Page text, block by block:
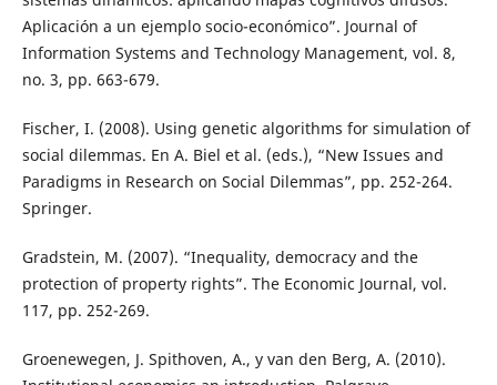
Aplicación a un ejemplo socio-económico”. Journal of
Information Systems and Technology Management, vol. 8,
no. 3, pp. 663-679.
Fischer, I. (2008). Using genetic algorithms for simulation of
social dilemmas. En A. Biel et al. (eds.), “New Issues and
Paradigms in Research on Social Dilemmas”, pp. 252-264.
Springer.
Gradstein, M. (2007). “Inequality, democracy and the
protection of property rights”. The Economic Journal, vol.
117, pp. 252-269.
Groenewegen, J. Spithoven, A., y van den Berg, A. (2010).